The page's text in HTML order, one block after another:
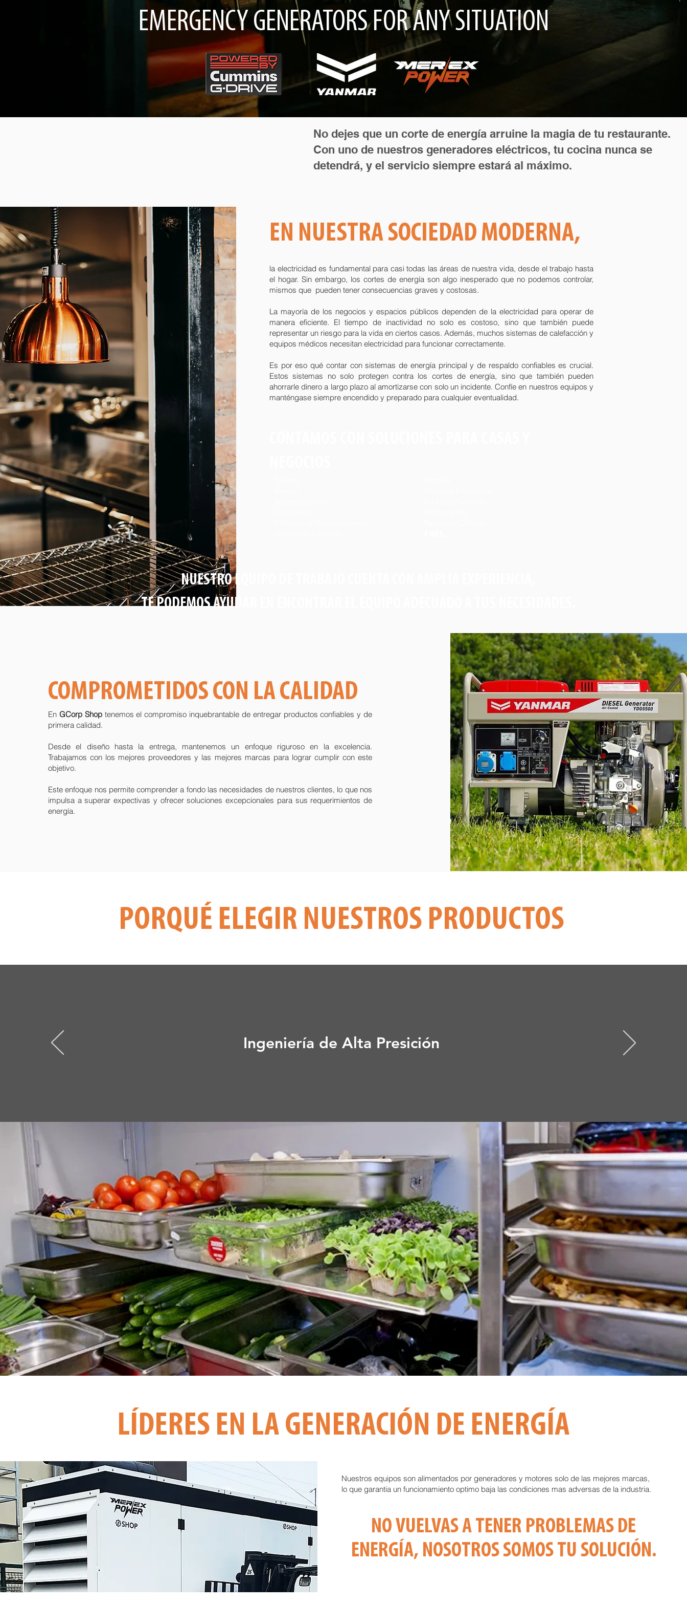
EMERGENCY GENERATORS FOR ANY SITUATION
No dejes que un corte de energía arruine la magia de tu restaurante.
Con uno de nuestros generadores eléctricos, tu cocina nunca se
detendrá, y el servicio siempre estará al máximo.
EN NUESTRA SOCIEDAD MODERNA,
la electricidad es fundamental para casi todas las áreas de nuestra vida, desde el trabajo hasta
el hogar. Sin embargo, los cortes de energía son algo inesperado que no podemos controlar,
mismos que pueden tener consecuencias graves y costosas.
La mayoría de los negocios y espacios públicos dependen de la electricidad para operar de
manera eficiente. El tiempo de inactividad no solo es costoso, sino que también puede
representar un riesgo para la vida en ciertos casos. Además, muchos sistemas de calefacción y
equipos médicos necesitan electricidad para funcionar correctamente.
Es por eso qué contar con sistemas de energía principal y de respaldo confiables es crucial.
Estos sistemas no solo protegen contra los cortes de energía, sino que también pueden
ahorrarle dinero a largo plazo al amortizarse con solo un incidente. Confíe en nuestros equipos y
manténgase siempre encendido y preparado para cualquier eventualidad.
NUESTRO EQUIPO DE TRABAJO CUENTA CON AMPLIA EXPERIENCIA,
TE PODEMOS AYUDAR EN ENCONTRAR EL EQUIPO ADECUADO A TUS NECESIDADES.
COMPROMETIDOS CON LA CALIDAD
En GCorp Shoptenemos el compromiso inquebrantable de entregar productos confiables y de
primera calidad.
Desde el diseño hasta la entrega, mantenemos un enfoque riguroso en la excelencia.
Trabajamos con los mejores proveedores y las mejores marcas para lograr cumplir con este
objetivo.
Este enfoque nos permite comprender a fondo las necesidades de nuestros clientes, lo que nos
impulsa a superar expectivas y ofrecer soluciones excepcionales para sus requerimientos de
energía.
PORQUÉ ELEGIR NUESTROS PRODUCTOS
Ingeniería de Alta Presición
LÍDERES EN LA GENERACIÓN DE ENERGÍA
Nuestros equipos son alimentados por generadores y motores solo de las mejores marcas,
lo que garantia un funcionamiento optimo baja las condiciones mas adversas de la industria.
NO VUELVAS A TENER PROBLEMAS DE
ENERGÍA, NOSOTROS SOMOS TU SOLUCIÓN.